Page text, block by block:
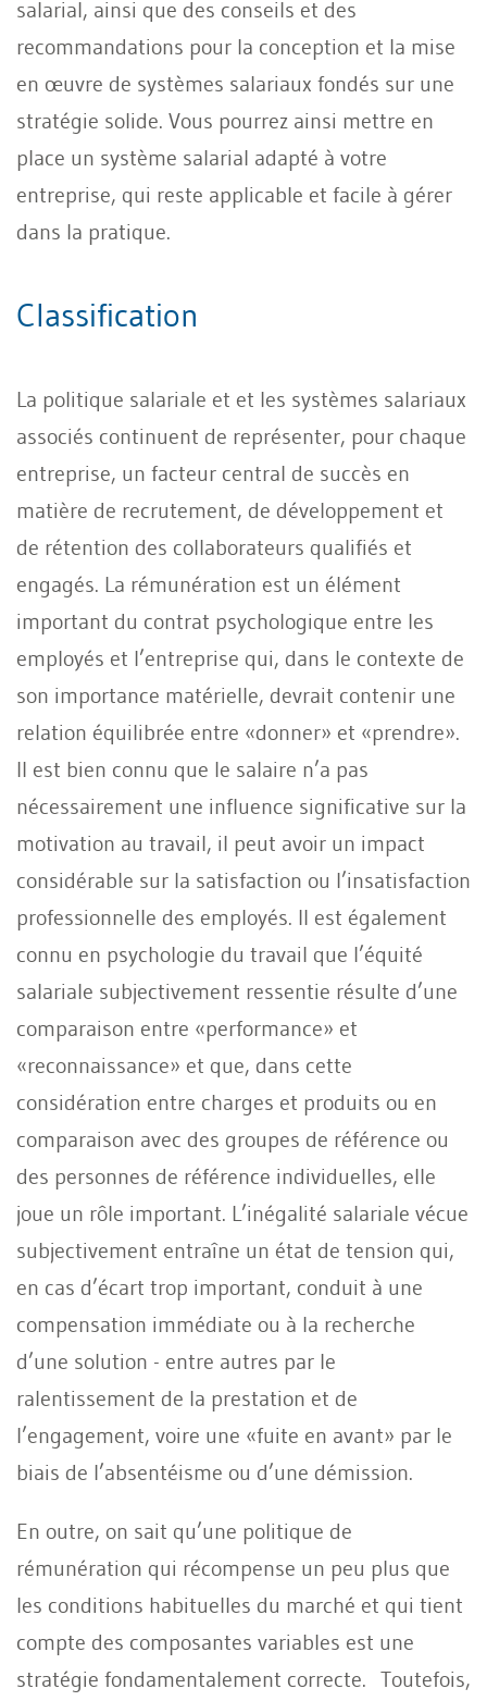
salarial, ainsi que des conseils et des
recommandations pour la conception et la mise
en œuvre de systèmes salariaux fondés sur une
stratégie solide. Vous pourrez ainsi mettre en
place un système salarial adapté à votre
entreprise, qui reste applicable et facile à gérer
dans la pratique.
Classification
La politique salariale et et les systèmes salariaux
associés continuent de représenter, pour chaque
entreprise, un facteur central de succès en
matière de recrutement, de développement et
de rétention des collaborateurs qualifiés et
engagés. La rémunération est un élément
important du contrat psychologique entre les
employés et l’entreprise qui, dans le contexte de
son importance matérielle, devrait contenir une
relation équilibrée entre «donner» et «prendre».
Il est bien connu que le salaire n’a pas
nécessairement une influence significative sur la
motivation au travail, il peut avoir un impact
considérable sur la satisfaction ou l’insatisfaction
professionnelle des employés. Il est également
connu en psychologie du travail que l’équité
salariale subjectivement ressentie résulte d’une
comparaison entre «performance» et
«reconnaissance» et que, dans cette
considération entre charges et produits ou en
comparaison avec des groupes de référence ou
des personnes de référence individuelles, elle
joue un rôle important. L’inégalité salariale vécue
subjectivement entraîne un état de tension qui,
en cas d’écart trop important, conduit à une
compensation immédiate ou à la recherche
d’une solution - entre autres par le
ralentissement de la prestation et de
l’engagement, voire une «fuite en avant» par le
biais de l’absentéisme ou d’une démission.
En outre, on sait qu’une politique de
rémunération qui récompense un peu plus que
les conditions habituelles du marché et qui tient
compte des composantes variables est une
stratégie fondamentalement correcte. Toutefois,